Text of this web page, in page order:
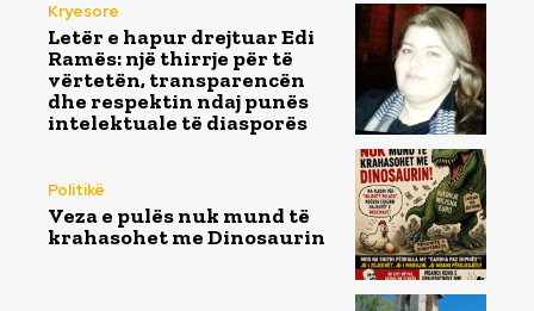
Kryesore
Letër e hapur drejtuar Edi
Ramës: një thirrje për të
vërtetën, transparencën
dhe respektin ndaj punës
intelektuale të diasporës
Politikë
Veza e pulës nuk mund të
krahasohet me Dinosaurin